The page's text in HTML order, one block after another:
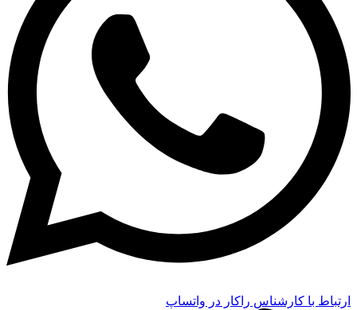
ارتباط با کارشناس راکار در واتساپ